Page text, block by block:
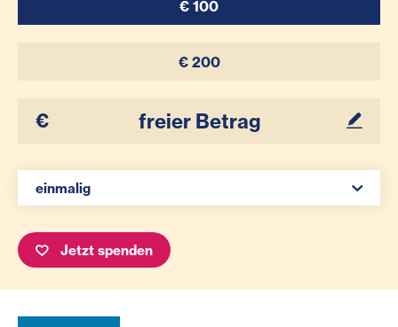
€ 100
€ 200
einmalig
Jetzt spenden